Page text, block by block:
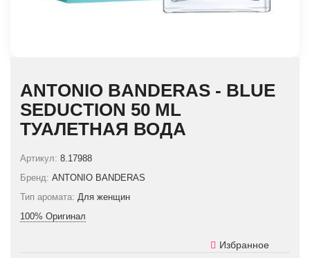
ANTONIO BANDERAS - BLUE
SEDUCTION 50 ML
ТУАЛЕТНАЯ ВОДА
Артикул: 8.17988
Бренд: ANTONIO BANDERAS
Тип аромата: Для женщин
100% Оригинал
Избранное